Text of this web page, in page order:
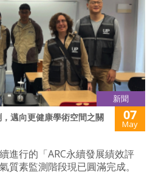
新聞
邁向更健康學術空間之關
07
May
進行的「ARC永續發展績效評
質素監測階段現已圓滿完成。